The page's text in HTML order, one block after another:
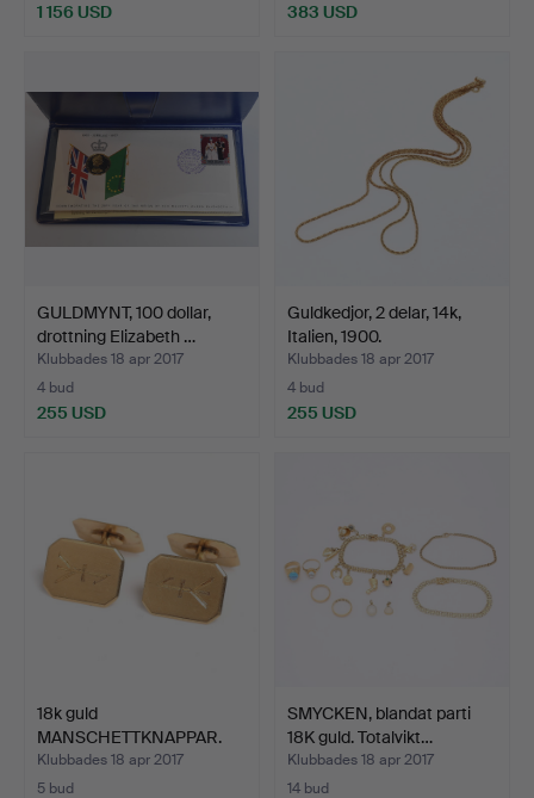
1 156 USD
383 USD
GULDMYNT, 100 dollar,
drottning Elizabeth …
Klubbades 18 apr 2017
4 bud
255 USD
Guldkedjor, 2 delar, 14k,
Italien, 1900.
Klubbades 18 apr 2017
4 bud
255 USD
18k guld
MANSCHETTKNAPPAR.
Klubbades 18 apr 2017
5 bud
SMYCKEN, blandat parti
18K guld. Totalvikt…
Klubbades 18 apr 2017
14 bud